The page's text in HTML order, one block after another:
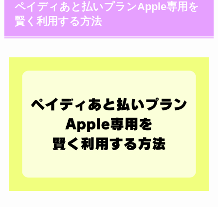
ペイディあと払いプランApple専用を
賢く利用する方法